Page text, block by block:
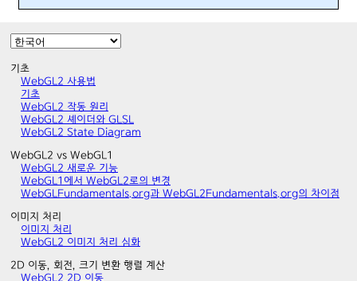
기초
WebGL2 사용법
기초
WebGL2 작동 원리
WebGL2 셰이더와 GLSL
WebGL2 State Diagram
WebGL2 vs WebGL1
WebGL2 새로운 기능
WebGL1에서 WebGL2로의 변경
WebGLFundamentals.org과 WebGL2Fundamentals.org의 차이점
이미지 처리
이미지 처리
WebGL2 이미지 처리 심화
2D 이동, 회전, 크기 변환 행렬 계산
WebGL2 2D 이동